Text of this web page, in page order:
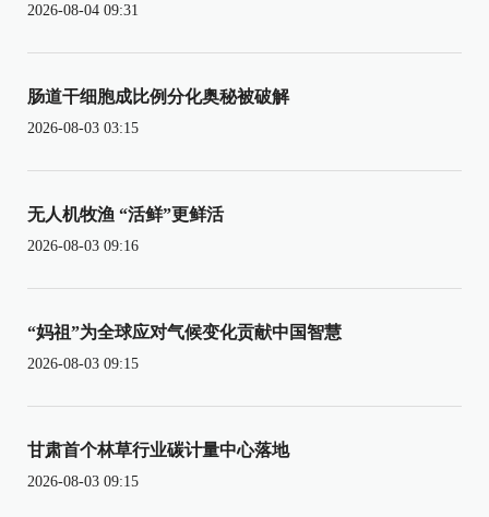
2026-08-04 09:31
肠道干细胞成比例分化奥秘被破解
2026-08-03 03:15
无人机牧渔 “活鲜”更鲜活
2026-08-03 09:16
“妈祖”为全球应对气候变化贡献中国智慧
2026-08-03 09:15
甘肃首个林草行业碳计量中心落地
2026-08-03 09:15